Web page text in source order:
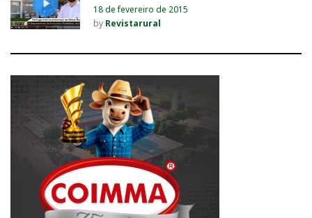
18 de fevereiro de 2015
by Revistarural